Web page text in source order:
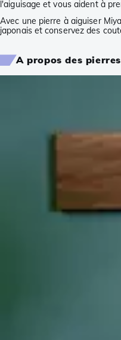
l'aiguisage et vous aident à
Avec une pierre à aiguiser
japonais et conservez des
A propos des